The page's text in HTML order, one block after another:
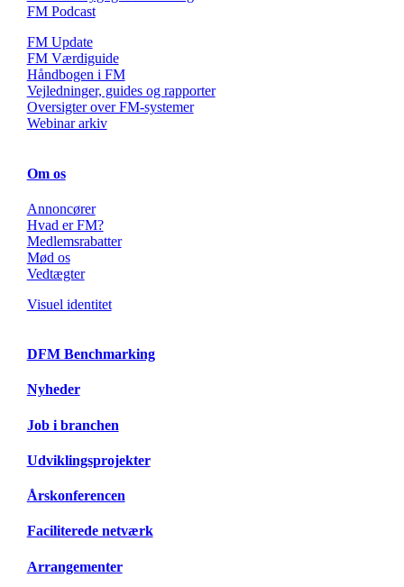
FM Podcast
FM Update
FM Værdiguide
Håndbogen i FM
Vejledninger, guides og rapporter
Oversigter over FM-systemer
Webinar arkiv
Om os
Annoncører
Hvad er FM?
Medlemsrabatter
Mød os
Vedtægter
Visuel identitet
DFM Benchmarking
Nyheder
Job i branchen
Udviklingsprojekter
Årskonferencen
Faciliterede netværk
Arrangementer